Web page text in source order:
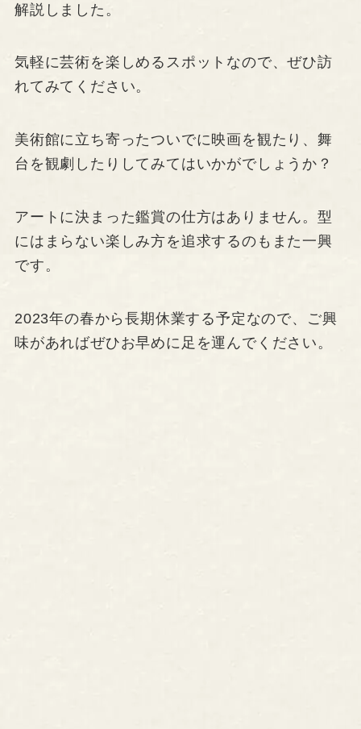
解説しました。
気軽に芸術を楽しめるスポットなので、ぜひ訪
れてみてください。
美術館に立ち寄ったついでに映画を観たり、舞
台を観劇したりしてみてはいかがでしょうか？
アートに決まった鑑賞の仕方はありません。型
にはまらない楽しみ方を追求するのもまた一興
です。
2023年の春から長期休業する予定なので、ご興
味があればぜひお早めに足を運んでください。